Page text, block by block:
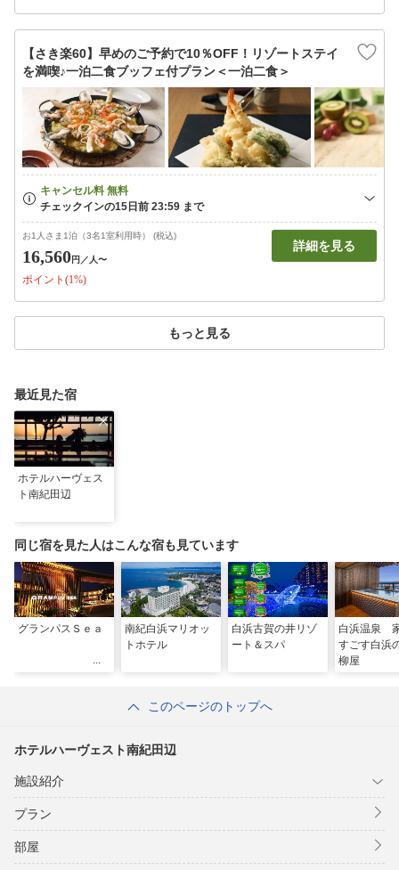
【さき楽60】早めのご予約で10％OFF！リゾートステイ
を満喫♪一泊二食ブッフェ付プラン＜一泊二食＞
お1人さま1泊（3名1室利用時） (税込)
16,560円 ／人〜
ポイント(1%)
詳細を見る
もっと見る
最近見た宿
ホテルハーヴェス
ト南紀田辺
同じ宿を見た人はこんな宿も見ています
グランパスＳｅａ
南紀白浜マリオッ
トホテル
白浜古賀の井リゾ
ート＆スパ
白浜温泉
すごす白
柳屋
このページのトップへ
ホテルハーヴェスト南紀田辺
施設紹介
プラン
部屋